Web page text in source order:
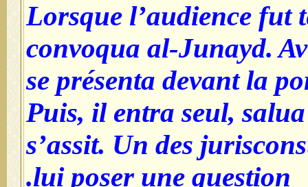
Lorsque l’audience fut
convoqua al-Junayd.
se présenta devant la
Puis, il entra seul,
s’assit. Un des
lui poser une question.